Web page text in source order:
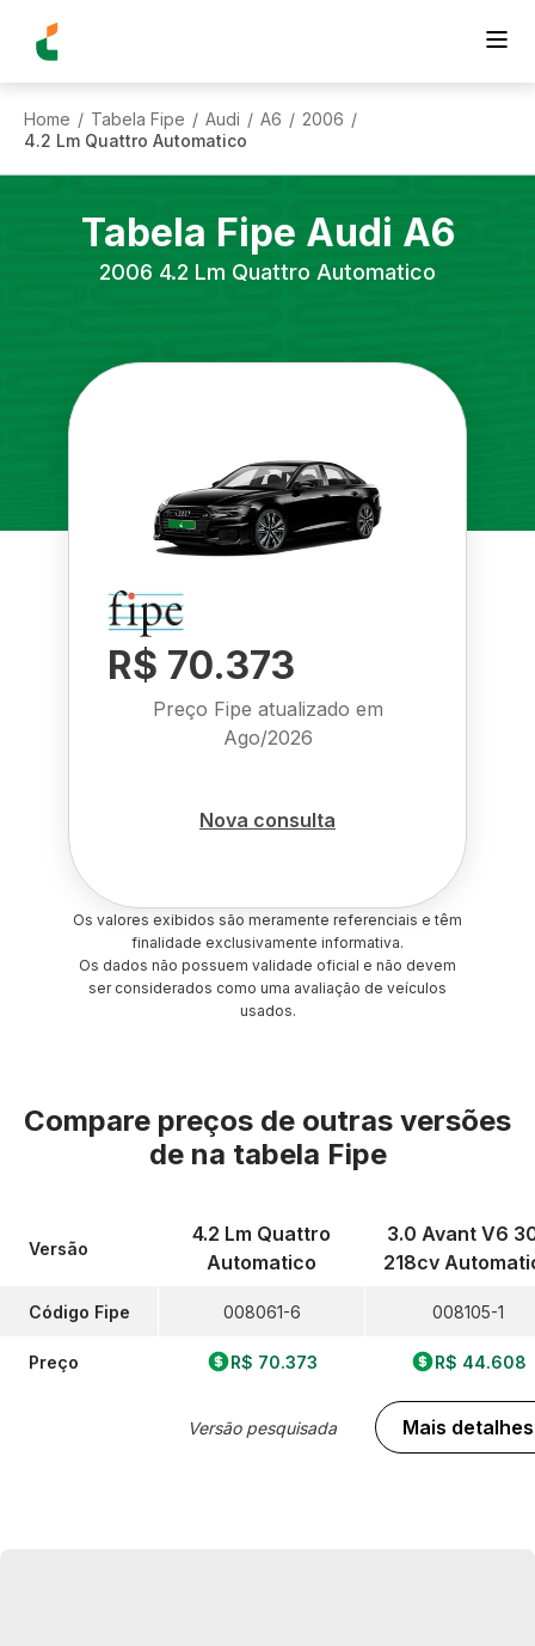
Home / Tabela Fipe / Audi / A6 / 2006 /
4.2 Lm Quattro Automatico
Tabela Fipe Audi A6
2006 4.2 Lm Quattro Automatico
R$ 70.373
Preço Fipe atualizado em
Ago/2026
Nova consulta
Os valores exibidos são meramente referenciais e têm
finalidade exclusivamente informativa.
Os dados não possuem validade oficial e não devem
ser considerados como uma avaliação de veículos
usados.
Compare preços de outras versões
de na tabela Fipe
Versão
Código Fipe
Preço
4.2 Lm Quattro
Automatico
008061-6
R$ 70.373
Versão pesquisada
3.0 Avant V6
218cv
008105-1
R$ 44.608
Mais detalhes